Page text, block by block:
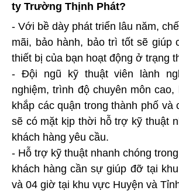
ty Trường Thịnh Phát?
- Với bề dày phát triển lâu năm,
mãi, bảo hành, bảo trì tốt sẽ giúp
thiết bị của bạn hoạt động ở trạng
- Đội ngũ kỹ thuật viên lành
nghiệm, trình độ chuyên môn cao,
khắp các quận trong thành phố và
sẽ có mặt kịp thời hỗ trợ kỹ thuật
khách hàng yêu cầu.
- Hỗ trợ kỹ thuật nhanh chóng
khách hàng cần sự giúp đỡ tại
và 04 giờ tại khu vực Huyện và